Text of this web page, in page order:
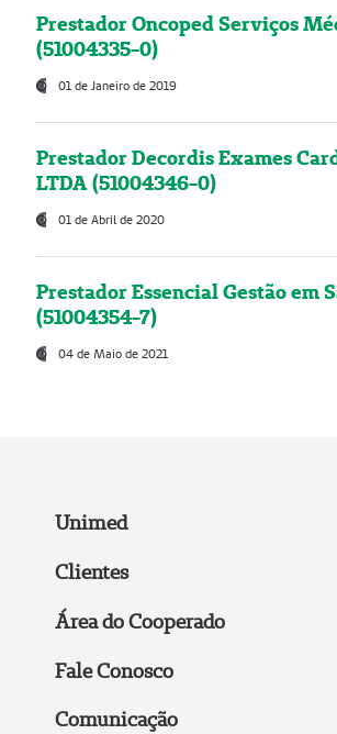
Prestador Oncoped Serviços
(51004335-0)
01 de Janeiro de 2019
Prestador Decordis Exames
LTDA (51004346-0)
01 de Abril de 2020
Prestador Essencial Gestão em
(51004354-7)
04 de Maio de 2021
Unimed
Clientes
Área do Cooperado
Fale Conosco
Comunicação